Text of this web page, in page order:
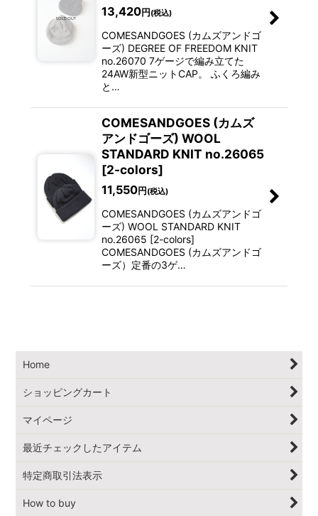
13,420円 (税込)
COMESANDGOES (カムズアンドゴ
ーズ) DEGREE OF FREEDOM KNIT
no.26070 7ゲージで編み立てた
24AW新型ニットCAP。 ふくろ編み
と…
COMESANDGOES (カムズ
アンドゴーズ) WOOL
STANDARD KNIT no.26065
[2-colors]
11,550円 (税込)
COMESANDGOES (カムズアンドゴ
ーズ) WOOL STANDARD KNIT
no.26065 [2-colors]
COMESANDGOES (カムズアンドゴ
ーズ）定番の3ゲ…
Home
ショッピングカート
マイページ
最近チェックしたアイテム
特定商取引法表示
How to buy